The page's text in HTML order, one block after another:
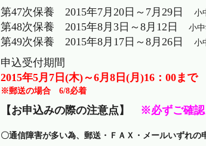
第47次保養 2015年7月20日～7月29日
小
第48次保養 2015年8月3日～8月12日 小
第49次保養 2015年8月17日～8月26日 小
申込受付期間
2015年5月7日(木)～6月8日(月)16：00まで
※郵送の場合 6/8必着
【お申込みの際の注意点】 ※必ずご確
〇通信障害が多い為、郵送・ＦＡＸ・メールいずれ